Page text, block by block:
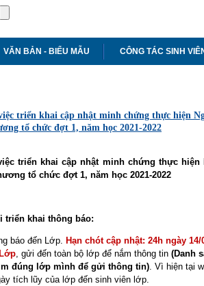
VĂN BẢN - BIỂU MẪU CÔNG TÁC SINH
triển khai cập nhật minh chứng thực hiện
tổ chức đợt 1, năm học 2021-2022
triển khai cập nhật minh chứng thực hiện
tổ chức đợt 1, năm học 2021-2022
triển khai thông báo:
báo đến Lớp. Hạn chót cập nhật: 24h ngày 14/
, gửi đến toàn bộ lớp để nắm thông tin (Danh
đúng lớp mình để gửi thông tin) . Vì hiện tại
tích lũy của lớp đến sinh viên lớp.